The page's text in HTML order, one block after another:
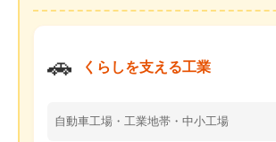
🚗 くらしを支える工業
自動車工場・工業地帯・中小工場